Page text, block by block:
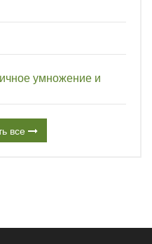
умножение и
все